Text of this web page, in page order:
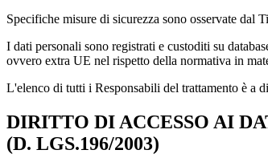
Specifiche misure di sicurezza sono osservate dal
I dati personali sono registrati e custoditi su
ovvero extra UE nel rispetto della normativa in
L'elenco di tutti i Responsabili del trattamento è a
DIRITTO DI ACCESSO AI
(D. LGS.196/2003)